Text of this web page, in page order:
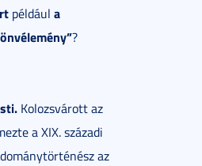
például a
?
Kolozsvárott az
a XIX. századi
az